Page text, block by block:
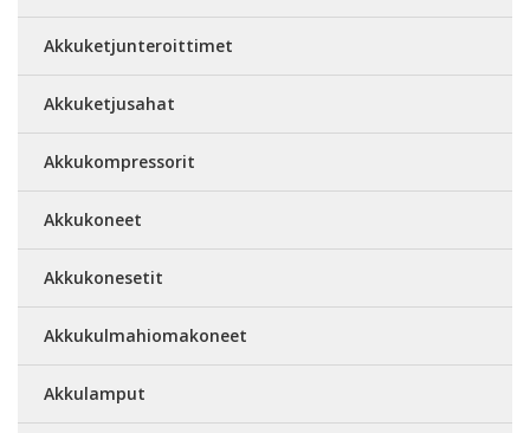
Akkuketjunteroittimet
Akkuketjusahat
Akkukompressorit
Akkukoneet
Akkukonesetit
Akkukulmahiomakoneet
Akkulamput